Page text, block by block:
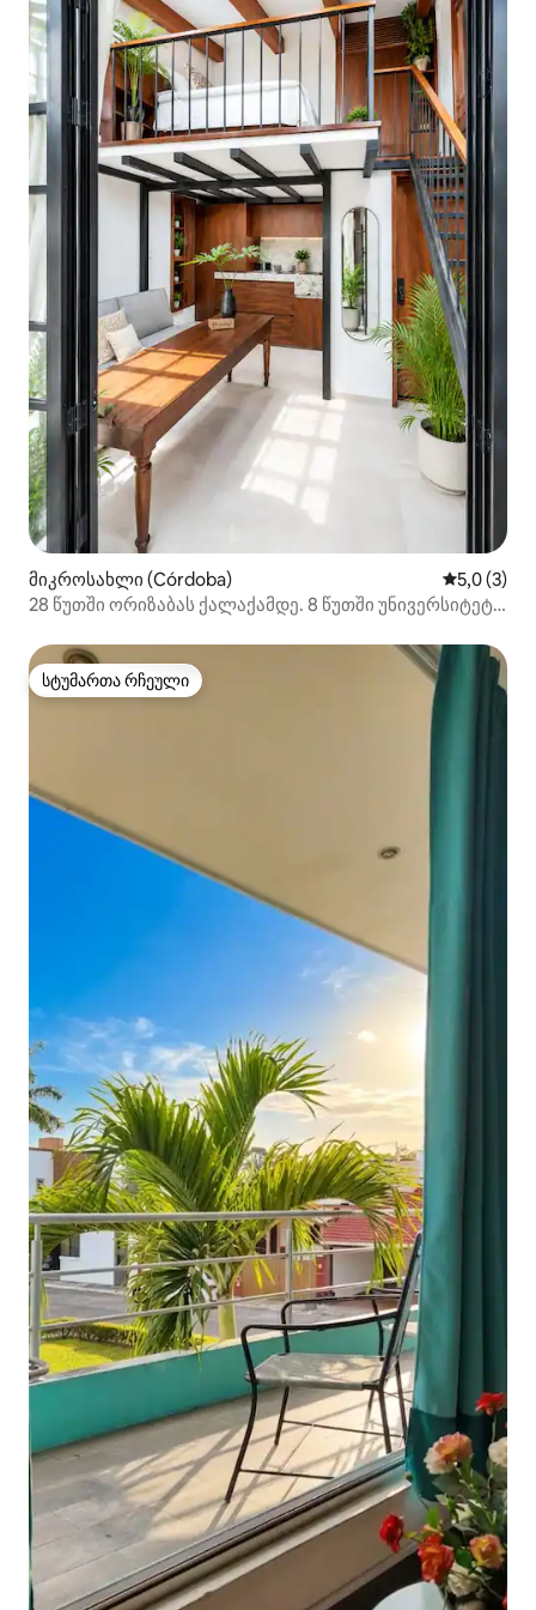
მიკროსახლი (Córdoba) საშუალო
5,0 (3)
28 წუთში ორიზაბას ქალაქამდე. 8 წუთში უნივერსიტეტ
სტუმართა რჩეული
სტუმართა რჩეული